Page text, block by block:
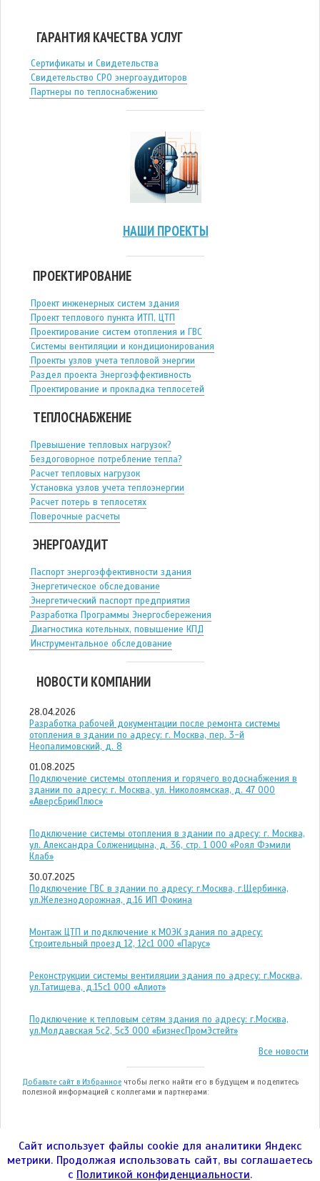
ГАРАНТИЯ КАЧЕСТВА УСЛУГ
Сертификаты и Свидетельства
Свидетельство СРО энергоаудиторов
Партнеры по теплоснабжению
НАШИ ПРОЕКТЫ
ПРОЕКТИРОВАНИЕ
Проект инженерных систем здания
Проект теплового пункта ИТП, ЦТП
Проектирование систем отопления и ГВС
Системы вентиляции и кондиционирования
Проекты узлов учета тепловой энергии
Раздел проекта Энергоэффективность
Проектирование и прокладка теплосетей
ТЕПЛОСНАБЖЕНИЕ
Превышение тепловых нагрузок?
Бездоговорное потребление тепла?
Расчет тепловых нагрузок
Установка узлов учета теплоэнергии
Расчет потерь в теплосетях
Поверочные расчеты
ЭНЕРГОАУДИТ
Паспорт энергоэффективности здания
Энергетическое обследование
Энергетический паспорт предприятия
Разработка Программы Энергосбережения
Диагностика котельных, повышение КПД
Инструментальное обследование
НОВОСТИ КОМПАНИИ
28.04.2026
Разработка рабочей документации после ремонта системы
отопления в здании по адресу: г. Москва, пер. 3-й
Неопалимовский, д. 8
01.08.2025
Подключение системы отопления и горячего водоснабжения в
здании по адресу: г. Москва, ул. Николоямская, д. 47 ООО
«АверсБрикПлюс»
Подключение системы отопления в здании по адресу: г. Москва,
ул. Александра Солженицына, д. 36, стр. 1 ООО «Роял Фэмили
Клаб»
30.07.2025
Подключение ГВС в здании по адресу: г.Москва, г.Щербинка,
ул.Железнодорожная, д.16 ИП Фокина
Монтаж ЦТП и подключение к МОЭК здания по адресу:
Строительный проезд 12, 12с1 ООО «Парус»
Реконструкции системы вентиляции здания по адресу: г.Москва,
ул.Татищева, д.15с1 ООО «Алиот»
Подключение к тепловым сетям здания по адресу: г.Москва,
ул.Молдавская 5с2, 5с3 ООО «БизнесПромЭстейт»
Все новости
Добавьте сайт в Избранное чтобы легко найти его в будущем и поделитесь
полезной информацией с коллегами и партнерами:
ООО "ЭНЕРГОТЕСТ" © 2004—2026гг.
город Москва, Улица 1905 года, дом 7, стр. 1,
Сайт использует файлы cookie для аналитики Яндекс
метрики. Продолжая использовать сайт, вы соглашаетесь
с Политикой конфиденциальности.